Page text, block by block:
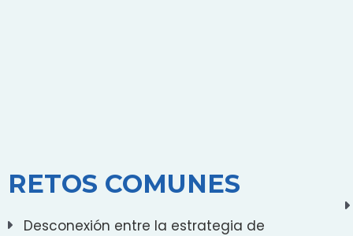
RETOS COMUNES
Desconexión entre la estrategia de